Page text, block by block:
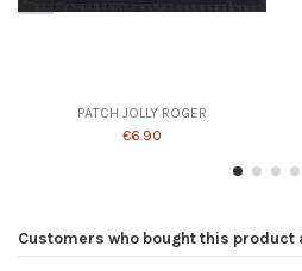
PATCH JOLLY ROGER
€6.90
Customers who bought this product